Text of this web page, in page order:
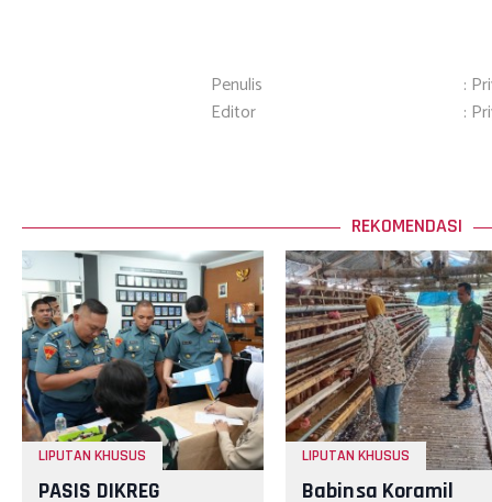
Penulis
:
Editor
:
REKOMENDASI
LIPUTAN KHUSUS
PASIS DIKREG
LIPUTAN KHUSUS
Babinsa Koramil